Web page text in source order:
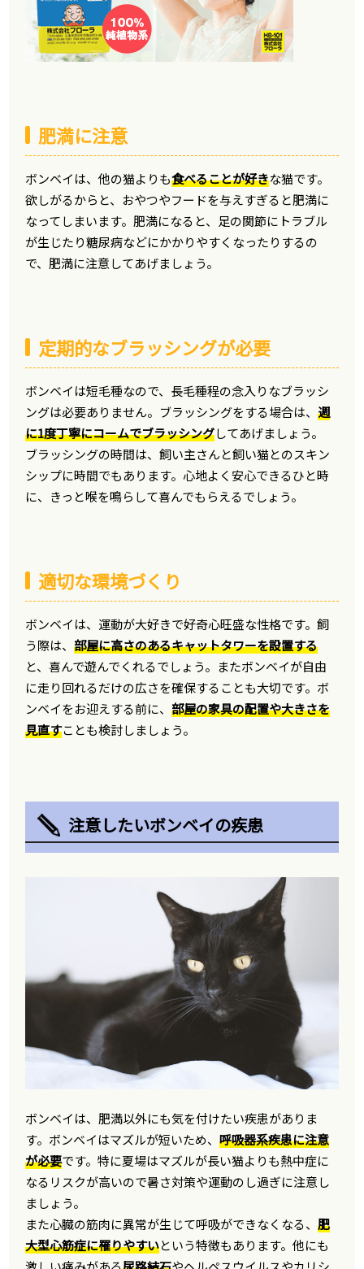
肥満に注意
ボンベイは、他の猫よりも食べることが好きな猫です。
欲しがるからと、おやつやフードを与えすぎると肥満に
なってしまいます。肥満になると、足の関節にトラブル
が生じたり糖尿病などにかかりやすくなったりするの
で、肥満に注意してあげましょう。
定期的なブラッシングが必要
ボンベイは短毛種なので、長毛種程の念入りなブラッシ
ングは必要ありません。ブラッシングをする場合は、週
に1度丁寧にコームでブラッシングしてあげましょう。
ブラッシングの時間は、飼い主さんと飼い猫とのスキン
シップに時間でもあります。心地よく安心できるひと時
に、きっと喉を鳴らして喜んでもらえるでしょう。
適切な環境づくり
ボンベイは、運動が大好きで好奇心旺盛な性格です。飼
う際は、部屋に高さのあるキャットタワーを設置する
と、喜んで遊んでくれるでしょう。またボンベイが自由
に走り回れるだけの広さを確保することも大切です。ボ
ンベイをお迎えする前に、部屋の家具の配置や大きさを
見直すことも検討しましょう。
注意したいボンベイの疾患
ボンベイは、肥満以外にも気を付けたい疾患がありま
す。ボンベイはマズルが短いため、呼吸器系疾患に注意
が必要です。特に夏場はマズルが長い猫よりも熱中症に
なるリスクが高いので暑さ対策や運動のし過ぎに注意し
ましょう。
また心臓の筋肉に異常が生じて呼吸ができなくなる、肥
大型心筋症に罹りやすいという特徴もあります。他にも